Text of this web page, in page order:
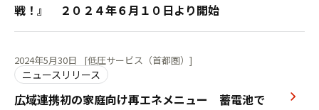
戦！』 ２０２４年６月１０日より開始
広域連携初の家庭向け再エネメニュー 蓄電池で
2024年5月30日 [低圧サービス（首都圏）]
ニュースリリース